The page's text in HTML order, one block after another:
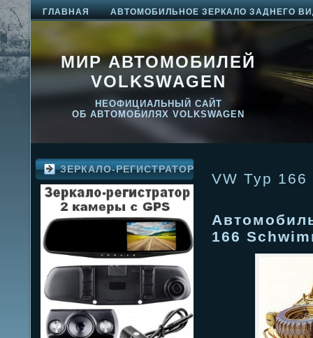
ГЛАВНАЯ АВТОМОБИЛЬНОЕ ЗЕРКАЛО ЗАДНЕГО
МИР АВТОМОБИЛЕЙ
VOLKSWAGEN
НЕОФИЦИАЛЬНЫЙ САЙТ
ОБ АВТОМОБИЛЯХ VOLKSWAGEN
ЗЕРКАЛО-РЕГИСТРАТОР
VW Typ 166
166